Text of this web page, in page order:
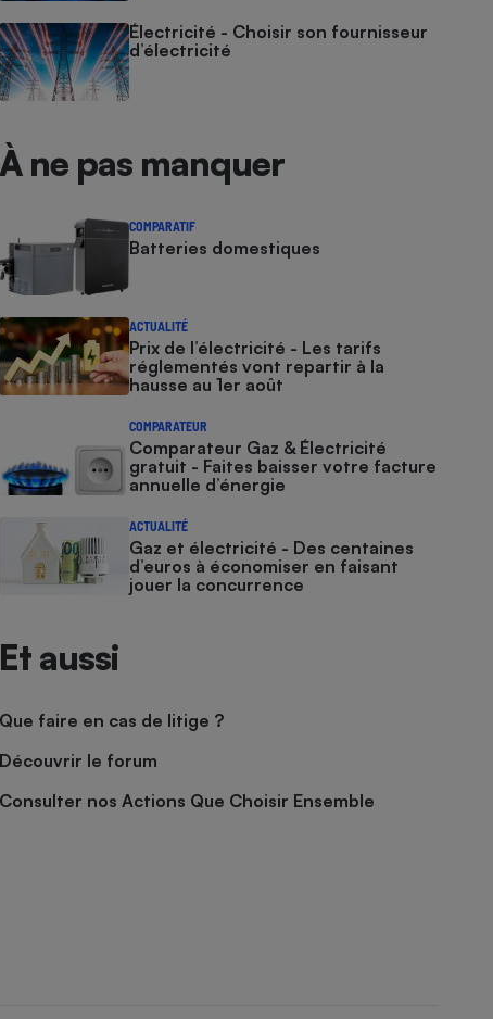
Électricité - Choisir son fournisseur
d’électricité
À ne pas manquer
COMPARATIF
Batteries domestiques
ACTUALITÉ
Prix de l’électricité - Les tarifs
réglementés vont repartir à la
hausse au 1er août
COMPARATEUR
Comparateur Gaz & Électricité
gratuit - Faites baisser votre facture
annuelle d’énergie
ACTUALITÉ
Gaz et électricité - Des centaines
d’euros à économiser en faisant
jouer la concurrence
Et aussi
Que faire en cas de litige ?
Découvrir le forum
Consulter nos Actions Que Choisir Ensemble